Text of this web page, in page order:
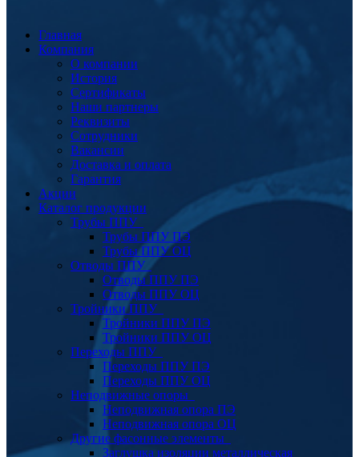
Главная
Компания
О компании
История
Сертификаты
Наши партнеры
Реквизиты
Сотрудники
Вакансии
Доставка и оплата
Гарантия
Акции
Каталог продукции
Трубы ППУ
Трубы ППУ ПЭ
Трубы ППУ ОЦ
Отводы ППУ
Отводы ППУ ПЭ
Отводы ППУ ОЦ
Тройники ППУ
Тройники ППУ ПЭ
Тройники ППУ ОЦ
Переходы ППУ
Переходы ППУ ПЭ
Переходы ППУ ОЦ
Неподвижные опоры
Неподвижная опора ПЭ
Неподвижная опора ОЦ
Другие фасонные элементы
Заглушка изоляции металлическая